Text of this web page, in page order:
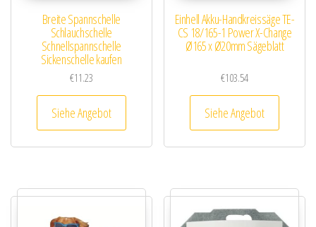
Breite Spannschelle
Schlauchschelle
Schnellspannschelle
Sickenschelle kaufen
€11.23
Siehe Angebot
Einhell Akku-Handkreissäge TE-
CS 18/165-1 Power X-Change
Ø165 x Ø20mm Sägeblatt
€103.54
Siehe Angebot